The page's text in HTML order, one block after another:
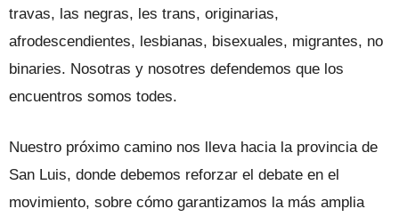
travas, las negras, les trans, originarias,
afrodescendientes, lesbianas, bisexuales, migrantes, no
binaries. Nosotras y nosotres defendemos que los
encuentros somos todes.
Nuestro próximo camino nos lleva hacia la provincia de
San Luis, donde debemos reforzar el debate en el
movimiento, sobre cómo garantizamos la más amplia